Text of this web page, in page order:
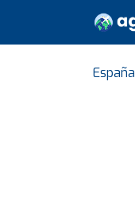
España